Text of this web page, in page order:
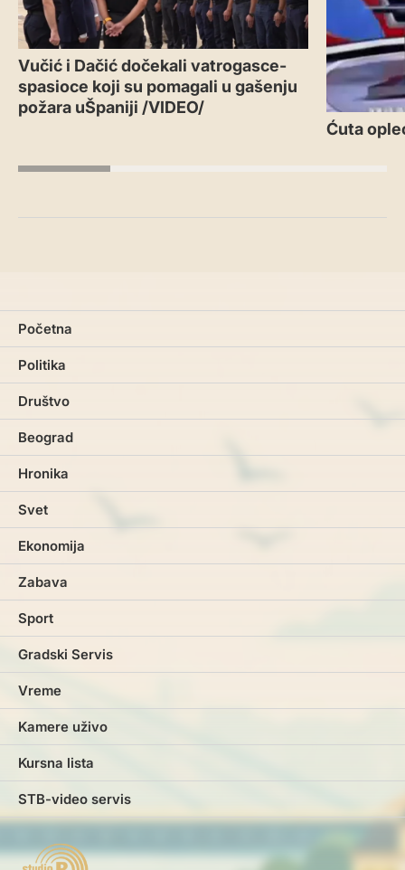
Vučić i Dačić dočekali vatrogasce-
spasioce koji su pomagali u gašenju
požara uŠpaniji /VIDEO/
Ćuta
Početna
Politika
Društvo
Beograd
Hronika
Svet
Ekonomija
Zabava
Sport
Gradski Servis
Vreme
Kamere uživo
Kursna lista
STB-video servis